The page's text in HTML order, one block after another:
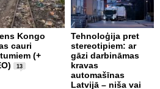
Kongo
cauri
(+
13
Tehnoloģija pret
stereotipiem: ar
gāzi darbināmas
kravas
automašīnas
Latvijā – niša vai